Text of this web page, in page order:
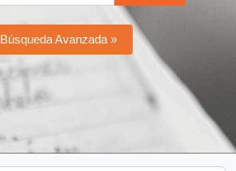
Búsqueda Avanzada »